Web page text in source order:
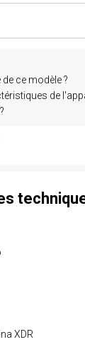
ce modèle ?
de
XDR